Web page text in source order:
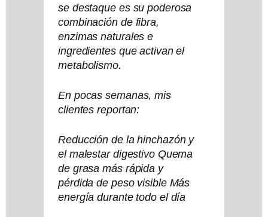
se destaque es su poderosa
combinación de fibra,
enzimas naturales e
ingredientes que activan el
metabolismo.
En pocas semanas, mis
clientes reportan:
Reducción de la hinchazón y
el malestar digestivo Quema
de grasa más rápida y
pérdida de peso visible Más
energía durante todo el día